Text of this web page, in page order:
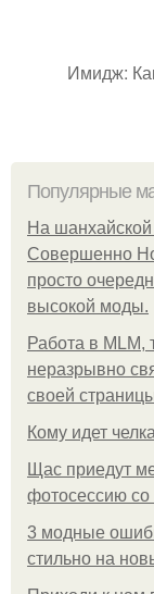
Имидж:
Популярные
На
Совершенно
просто
высокой моды.
Работа в MLM,
неразрывно
своей
Кому идет
Щас приедут
фотосессию со
3 модные
стильно на